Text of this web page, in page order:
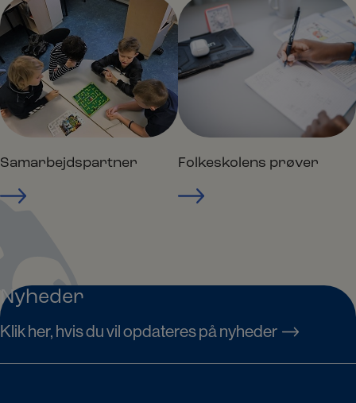
Samarbejdspartner Folkeskolens prøver
Nyheder
Klik her, hvis du vil opdateres på nyheder